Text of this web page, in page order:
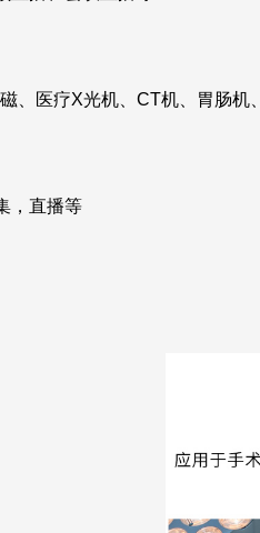
医疗X光机、CT机、胃肠机
直播等